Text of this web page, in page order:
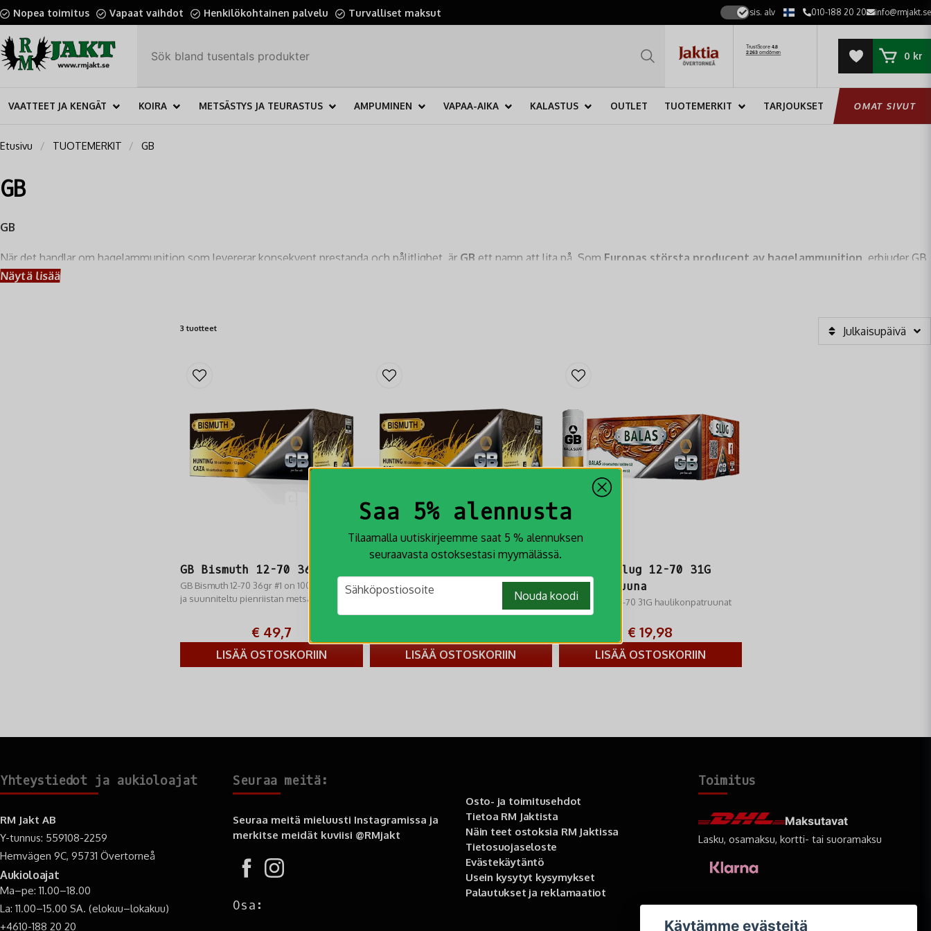
Nopea toimitus Vapaat vaihdot Henkilökohtainen palvelu Turvalliset maksut sis. alv 010-188 20 20 info@rmjakt.se
0 kr
VAATTEET JA KENGÄT KOIRA METSÄSTYS JA TEURASTUS AMPUMINEN VAPAA-AIKA KALASTUS OUTLET TUOTEMERKIT TARJOUKSET OMAT SIVUT
Etusivu TUOTEMERKIT GB
GB
GB
När det handlar om hagelammunition som levererar konsekvent prestanda och pålitlighet, är GB ett namn att lita på. Som Europas största producent av hagelammunition , erbjuder GB
en oöverträffad kvalitet tack vare att
Näytä lisää
3 tuotteet Julkaisupäivä
GB Bismuth 12-70 36gr #1
GB Bismuth 12-70 36gr #1 on 100 % lyijytön
ja suunniteltu pienriistan metsästykseen.
€ 49,7
LISÄÄ OSTOSKORIIN
Haulipatruuna
GB Bismuth 12-70 36gr #3 Haulipatruuna on
100 % lyijytön ja suunniteltu pienriistan
LISÄÄ OSTOSKORIIN
GB Bala Slug 12-70 31G
Haulipatruuna
GB Bala Slug 12-70 31G haulikonpatruunat
12-70 31G
€ 19,98
LISÄÄ OSTOSKORIIN
Saa 5% alennusta
Tilaamalla uutiskirjeemme saat 5 % alennuksen
seuraavasta ostoksestasi myymälässä.
email
Sähköpostiosoite Nouda koodi
Yhteystiedot ja aukioloajat
RM Jakt AB
Y-tunnus: 559108-2259
Hemvägen 9C, 95731 Övertorneå
Aukioloajat
Ma–pe: 11.00–18.00
La: 11.00–15.00 SA. (elokuu–lokakuu)
+4610-188 20 20
Seuraa meitä:
Seuraa meitä mieluusti Instagramissa ja
merkitse meidät kuviisi @RMjakt
Osa:
Osto- ja toimitusehdot
Tietoa RM Jaktista
Näin teet ostoksia RM Jaktissa
Tietosuojaseloste
Evästekäytäntö
Usein kysytyt kysymykset
Palautukset ja reklamaatiot
Toimitus
Maksutavat
Lasku, osamaksu, kortti- tai suoramaksu
Käytämme evästeitä